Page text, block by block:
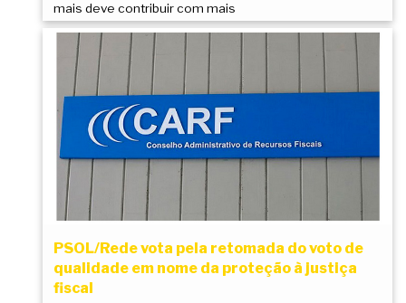
mais deve contribuir com mais
PSOL/Rede vota pela retomada do voto de
qualidade em nome da proteção à justiça
fiscal